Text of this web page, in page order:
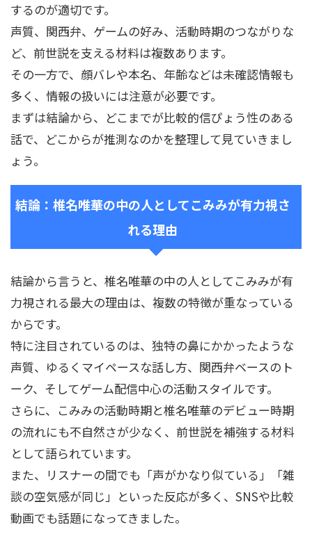
するのが適切です。
声質、関西弁、ゲームの好み、活動時期のつながりな
ど、前世説を支える材料は複数あります。
その一方で、顔バレや本名、年齢などは未確認情報も
多く、情報の扱いには注意が必要です。
まずは結論から、どこまでが比較的信ぴょう性のある
話で、どこからが推測なのかを整理して見ていきまし
ょう。
結論：椎名唯華の中の人としてこみみが有力視さ
れる理由
結論から言うと、椎名唯華の中の人としてこみみが有
力視される最大の理由は、複数の特徴が重なっている
からです。
特に注目されているのは、独特の鼻にかかったような
声質、ゆるくマイペースな話し方、関西弁ベースのト
ーク、そしてゲーム配信中心の活動スタイルです。
さらに、こみみの活動時期と椎名唯華のデビュー時期
の流れにも不自然さが少なく、前世説を補強する材料
として語られています。
また、リスナーの間でも「声がかなり似ている」「雑
談の空気感が同じ」といった反応が多く、SNSや比較
動画でも話題になってきました。